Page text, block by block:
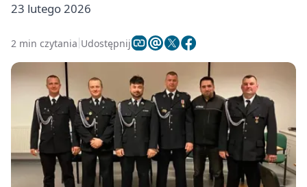
23 lutego 2026
2 min czytania Udostępnij